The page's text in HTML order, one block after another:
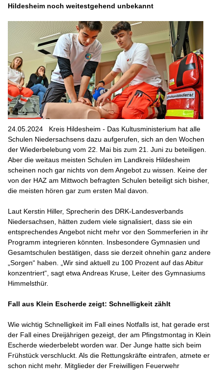
Hildesheim noch weitestgehend unbekannt
24.05.2024 Kreis Hildesheim - Das Kultusministerium hat alle
Schulen Niedersachsens dazu aufgerufen, sich an den Wochen
der Wiederbelebung vom 22. Mai bis zum 21. Juni zu beteiligen.
Aber die weitaus meisten Schulen im Landkreis Hildesheim
scheinen noch gar nichts von dem Angebot zu wissen. Keine der
von der HAZ am Mittwoch befragten Schulen beteiligt sich bisher,
die meisten hören gar zum ersten Mal davon.
Laut Kerstin Hiller, Sprecherin des DRK-Landesverbands
Niedersachsen, hätten zudem viele signalisiert, dass sie ein
entsprechendes Angebot nicht mehr vor den Sommerferien in ihr
Programm integrieren könnten. Insbesondere Gymnasien und
Gesamtschulen bestätigen, dass sie derzeit ohnehin ganz andere
„Sorgen“ haben. „Wir sind aktuell zu 100 Prozent auf das Abitur
konzentriert“, sagt etwa Andreas Kruse, Leiter des Gymnasiums
Himmelsthür.
Fall aus Klein Escherde zeigt: Schnelligkeit zählt
Wie wichtig Schnelligkeit im Fall eines Notfalls ist, hat gerade erst
der Fall eines Dreijährigen gezeigt, der am Pfingstmontag in Klein
Escherde wiederbelebt worden war. Der Junge hatte sich beim
Frühstück verschluckt. Als die Rettungskräfte eintrafen, atmete er
schon nicht mehr. Mitglieder der Freiwilligen Feuerwehr